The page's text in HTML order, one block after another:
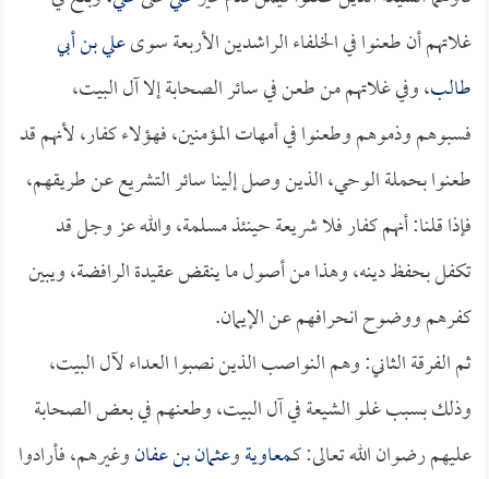
غلاتهم أن طعنوا في الخلفاء الراشدين الأربعة سوىعلي بن أبي
طالب، وفي غلاتهم من طعن في سائر الصحابة إلا آل البيت،
فسبوهم وذموهم وطعنوا في أمهات المؤمنين، فهؤلاء كفار، لأنهم قد
طعنوا بحملة الوحي، الذين وصل إلينا سائر التشريع عن طريقهم،
فإذا قلنا: أنهم كفار فلا شريعة حينئذ مسلمة، والله عز وجل قد
تكفل بحفظ دينه، وهذا من أصول ما ينقض عقيدة الرافضة، ويبين
كفرهم ووضوح انحرافهم عن الإيمان.
ثم الفرقة الثاني: وهم النواصب الذين نصبوا العداء لآل البيت،
وذلك بسبب غلو الشيعة في آل البيت، وطعنهم في بعض الصحابة
عليهم رضوان الله تعالى: كـمعاويةوعثمان بن عفانوغيرهم، فأرادوا